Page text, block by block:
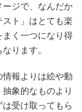
ジで、なんだか
ト」はとても楽
まく一つになり得
ります。
報よりは絵や動
象的なものより
受け取ってもら